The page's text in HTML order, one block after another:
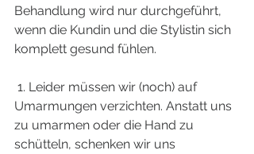
Behandlung wird nur durchgeführt,
wenn die Kundin und die Stylistin sich
komplett gesund fühlen.
Umarmungen verzichten. Anstatt uns
zu umarmen oder die Hand zu
schütteln, schenken wir uns